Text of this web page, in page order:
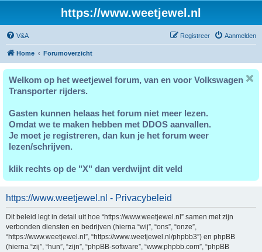
https://www.weetjewel.nl
V&A Aanmelden
Registreer
Home Forumoverzicht
Welkom op het weetjewel forum, van en voor Volkswagen
Transporter rijders.
Gasten kunnen helaas het forum niet meer lezen.
Omdat we te maken hebben met DDOS aanvallen.
Je moet je registreren, dan kun je het forum weer
lezen/schrijven.
klik rechts op de "X" dan verdwijnt dit veld
https://www.weetjewel.nl - Privacybeleid
Dit beleid legt in detail uit hoe “https://www.weetjewel.nl” samen met zijn
verbonden diensten en bedrijven (hierna “wij”, “ons”, “onze”,
“https://www.weetjewel.nl”, “https://www.weetjewel.nl/phpbb3”) en phpBB
(hierna “zij”, “hun”, “zijn”, “phpBB-software”, “www.phpbb.com”, “phpBB